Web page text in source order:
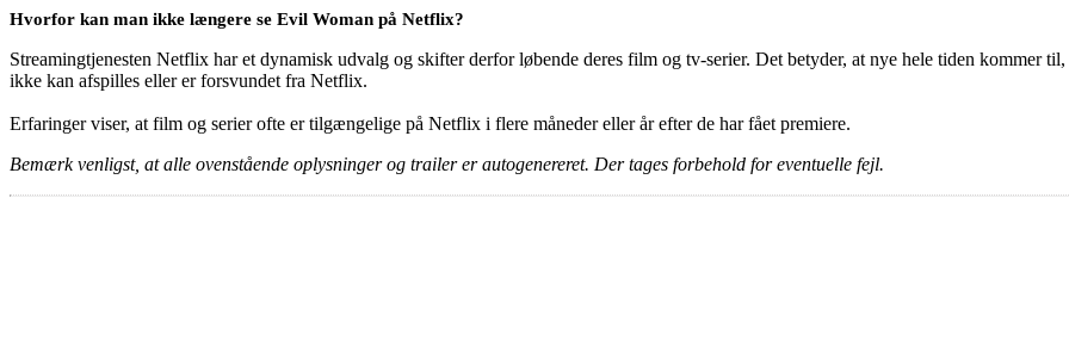
Hvorfor kan man ikke længere se Evil Woman på Netflix?
Streamingtjenesten Netflix har et dynamisk udvalg og skifter derfor løbende deres film og tv-serier. Det betyder, at nye hele tiden kommer
ikke kan afspilles eller er forsvundet fra Netflix.
Erfaringer viser, at film og serier ofte er tilgængelige på Netflix i flere måneder eller år efter de har fået premiere.
Bemærk venligst, at alle ovenstående oplysninger og trailer er autogenereret. Der tages forbehold for eventuelle fejl.